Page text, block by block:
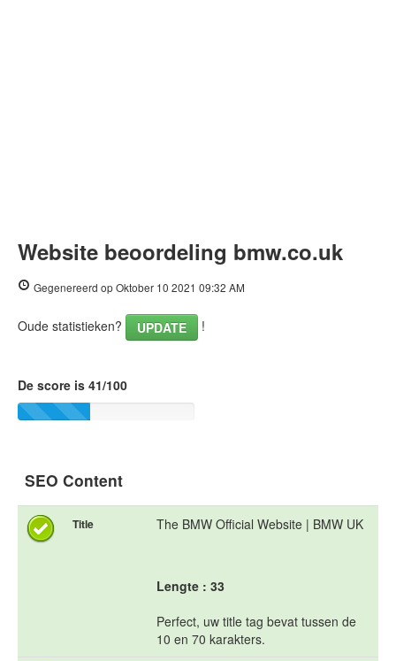
Website beoordeling bmw.co.uk
Gegenereerd op Oktober 10 2021 09:32 AM
Oude statistieken? UPDATE !
De score is 41/100
SEO Content
Title The BMW Official Website | BMW UK
Lengte : 33
Perfect, uw title tag bevat tussen de
10 en 70 karakters.